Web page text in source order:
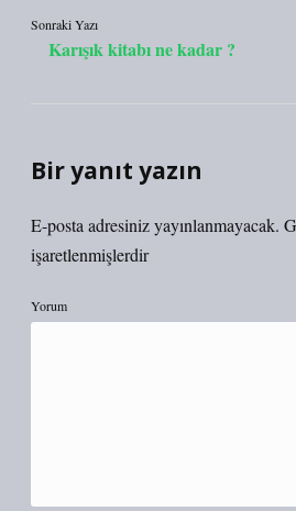
Sonraki Yazı
Karışık kitabı ne kadar ?
Bir yanıt yazın
E-posta adresiniz yayınlanmayacak.
işaretlenmişlerdir
Yorum